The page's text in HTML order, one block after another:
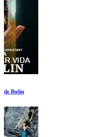
De polo a polo con Will Smith Ep 3-4